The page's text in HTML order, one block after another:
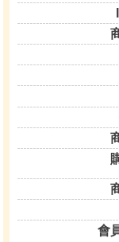
會